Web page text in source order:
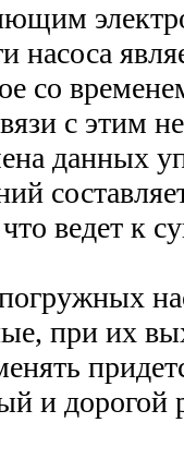
насоса
со
с этим
данных
ведет к
при их
и дорогой